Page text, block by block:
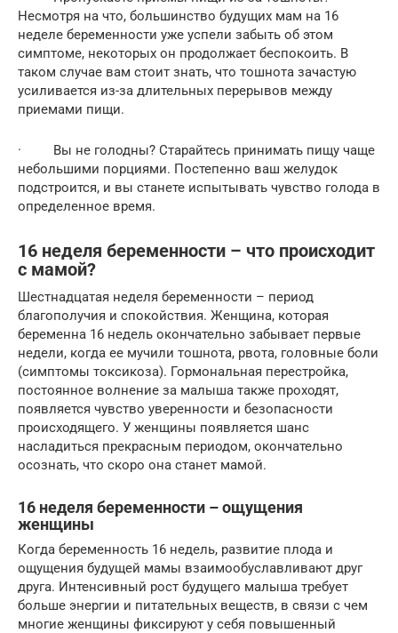
Несмотря на что, большинство будущих мам на 16
неделе беременности уже успели забыть об этом
симптоме, некоторых он продолжает беспокоить. В
таком случае вам стоит знать, что тошнота зачастую
усиливается из-за длительных перерывов между
приемами пищи.
· Вы не голодны? Старайтесь принимать пищу чаще
небольшими порциями. Постепенно ваш желудок
подстроится, и вы станете испытывать чувство голода в
определенное время.
16 неделя беременности – что происходит
с мамой?
Шестнадцатая неделя беременности – период
благополучия и спокойствия. Женщина, которая
беременна 16 недель окончательно забывает первые
недели, когда ее мучили тошнота, рвота, головные боли
(симптомы токсикоза). Гормональная перестройка,
постоянное волнение за малыша также проходят,
появляется чувство уверенности и безопасности
происходящего. У женщины появляется шанс
насладиться прекрасным периодом, окончательно
осознать, что скоро она станет мамой.
16 неделя беременности – ощущения
женщины
Когда беременность 16 недель, развитие плода и
ощущения будущей мамы взаимообуславливают друг
друга. Интенсивный рост будущего малыша требует
больше энергии и питательных веществ, в связи с чем
многие женщины фиксируют у себя повышенный